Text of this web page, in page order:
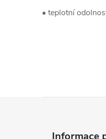
• teplotní
Informace